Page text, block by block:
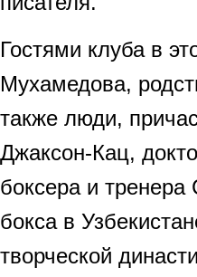
Гостями клуба в
Мухамедова,
также люди,
Джаксон-Кац,
боксера и
бокса в
творческой